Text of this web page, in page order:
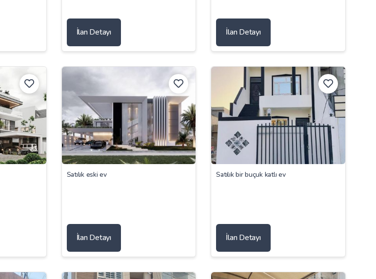
İlan Detayı İlan Detayı
Satılık eski ev
İlan Detayı
Satılık bir buçuk katlı ev
İlan Detayı